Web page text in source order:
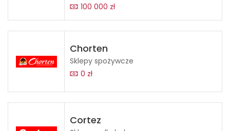
100 000 zł
Chorten
Sklepy spożywcze
0 zł
Cortez